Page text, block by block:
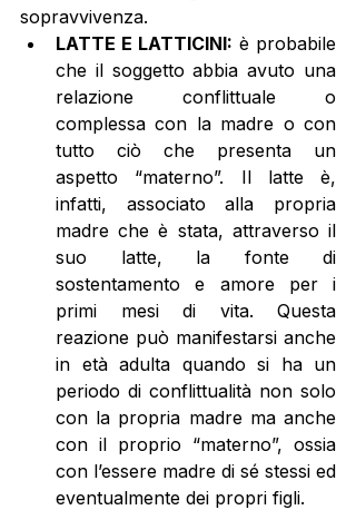
sopravvivenza.
LATTE E LATTICINI: è probabile
che il soggetto abbia avuto una
relazione conflittuale o
complessa con la madre o con
tutto ciò che presenta un
aspetto “materno”. Il latte è,
infatti, associato alla propria
madre che è stata, attraverso il
suo latte, la fonte di
sostentamento e amore per i
primi mesi di vita. Questa
reazione può manifestarsi anche
in età adulta quando si ha un
periodo di conflittualità non solo
con la propria madre ma anche
con il proprio “materno”, ossia
con l’essere madre di sé stessi ed
eventualmente dei propri figli.